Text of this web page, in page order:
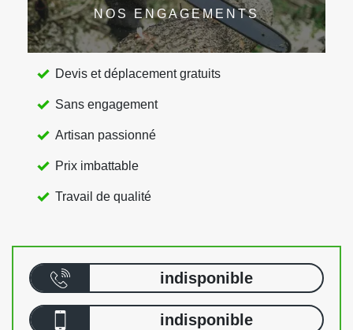
NOS ENGAGEMENTS
Devis et déplacement gratuits
Sans engagement
Artisan passionné
Prix imbattable
Travail de qualité
indisponible
indisponible